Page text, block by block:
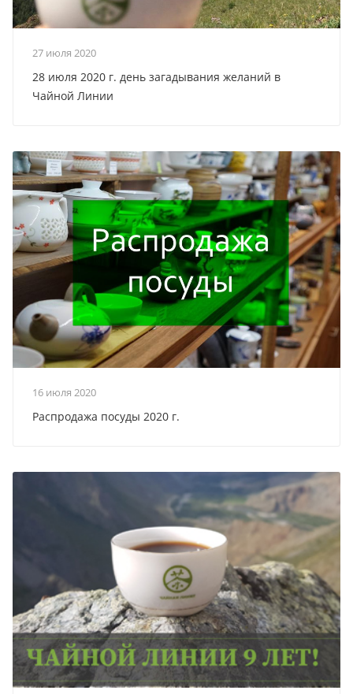
27 июля 2020
28 июля 2020 г. день загадывания желаний в
Чайной Линии
16 июля 2020
Распродажа посуды 2020 г.